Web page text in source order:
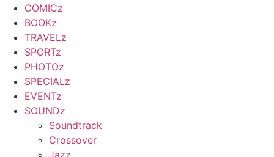
COMICz
BOOKz
TRAVELz
SPORTz
PHOTOz
SPECIALz
EVENTz
SOUNDz
Soundtrack
Crossover
Jazz